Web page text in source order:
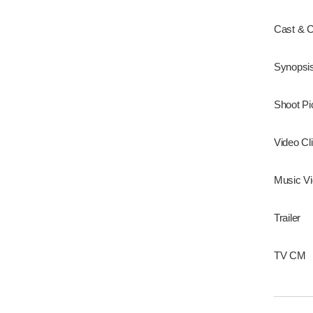
Cast &
Shoot
Video
Music
Trailer
TV CM